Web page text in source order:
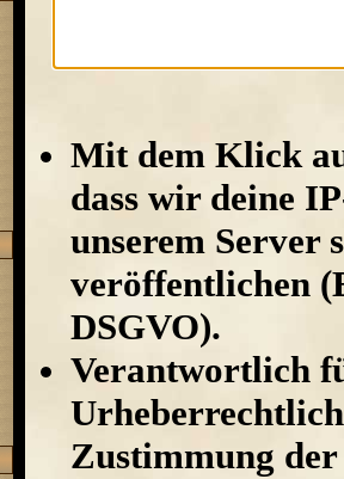
Mit dem Klick
dass wir deine
unserem Server
veröffentlichen
DSGVO).
Verantwortlich
Zustimmung